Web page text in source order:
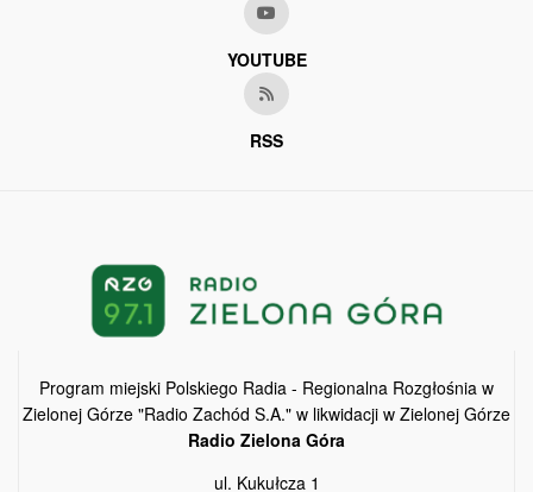
YOUTUBE
RSS
Program miejski Polskiego Radia - Regionalna Rozgłośnia w
Zielonej Górze "Radio Zachód S.A." w likwidacji w Zielonej Górze
Radio Zielona Góra
ul. Kukułcza 1